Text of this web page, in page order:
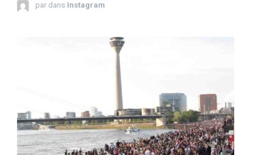
par dans Instagram